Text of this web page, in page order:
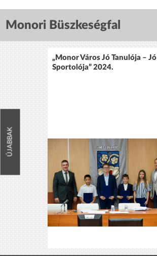
Monori Büszkeségfal
ÚJABBAK
„Monor Város Jó Tanulója – Jó
Sportolója” 2024.